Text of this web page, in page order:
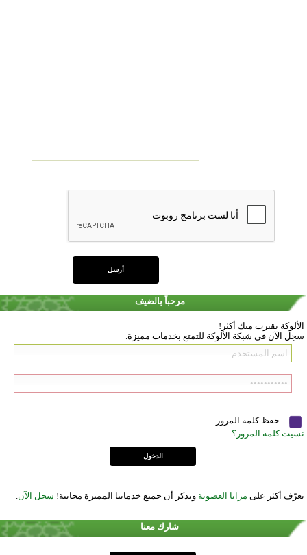
مرحباً بالضيف
الألوكة تقترب منك أكثر!
سجل الآن في شبكة الألوكة للتمتع بخدمات مميزة.
حفظ كلمة المرور
نسيت كلمة المرور؟
تعرّف أكثر على مزايا العضوية وتذكر أن جميع خدماتنا المميزة مجانية! سجل الآن
شارك معنا